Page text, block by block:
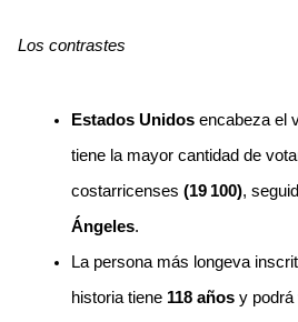
Los contrastes
Estados Unidos encabeza el
tiene la mayor cantidad de
costarricenses (19 100),
Ángeles.
La persona más longeva
historia tiene 118 años y podrá